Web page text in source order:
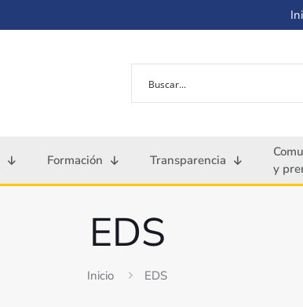
Formación Transparencia
y
EDS
Inicio EDS